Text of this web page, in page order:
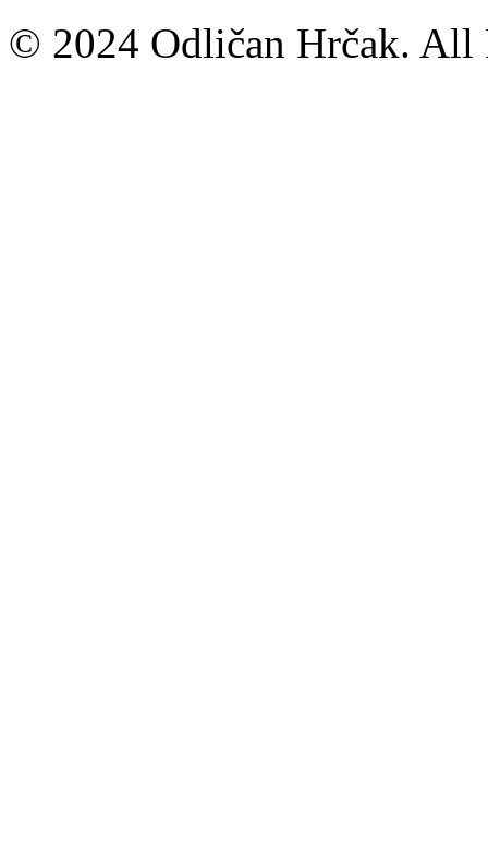
© 2024 Odličan Hrčak. All